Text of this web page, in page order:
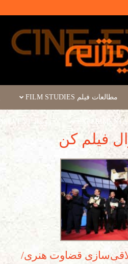
مطالعات فیلم FILM STUDIES
رویداد FILM EVENT
فیلم کن
قضاوت هنری/